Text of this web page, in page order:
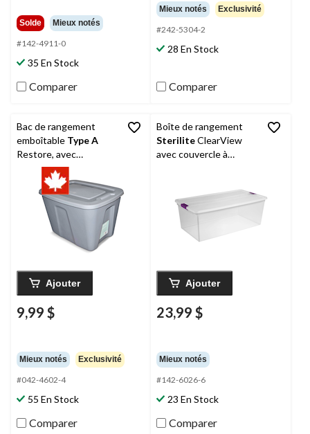
Solde Mieux notés
#142-4911-0
35 En Stock
Comparer
Mieux notés Exclusivité
#242-5304-2
28 En Stock
Comparer
Bac de rangement
emboîtable Type A
Restore, avec
couvercle, gris, 68 L
Ajouter
9,99 $
Mieux notés Exclusivité
#042-4602-4
55 En Stock
Comparer
Boîte de rangement
SteriliteClearView
avec couvercle à
Ajouter
23,99 $
Mieux notés
#142-6026-6
23 En Stock
Comparer